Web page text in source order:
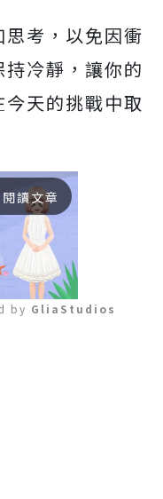
考，以免因衝
冷靜，讓你的
天的挑戰中取
閱讀文章
by GliaStudios